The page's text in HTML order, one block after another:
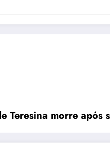
Teresina morre após